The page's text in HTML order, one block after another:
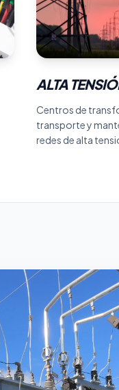
ALTA
ALTA
Centros de
transporte y
redes de alta